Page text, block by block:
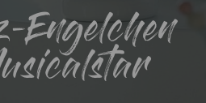
Engelchen